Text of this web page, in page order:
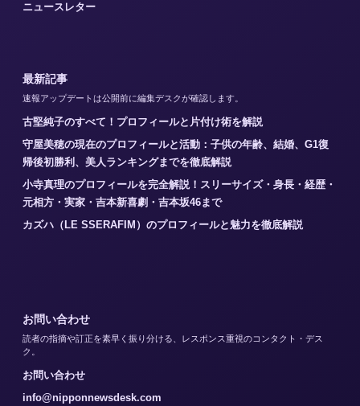
ニュースレター
最新記事
速報アップデートは公開前に編集デスクが確認します。
古堅純子のすべて！プロフィールと片付け術を解説
守屋美穂の現在のプロフィールと活動：子供の年齢、結婚、G1復
帰後初勝利、美人ランキングまでを徹底解説
小寺真理のプロフィールを完全解説！スリーサイズ・身長・経歴・
元相方・実家・吉本新喜劇・吉本坂46まで
カズハ（LE SSERAFIM）のプロフィールと魅力を徹底解説
お問い合わせ
読者の指摘や訂正を素早く振り分ける、レスポンス重視のコンタクト・デス
ク。
お問い合わせ
info@nipponnewsdesk.com